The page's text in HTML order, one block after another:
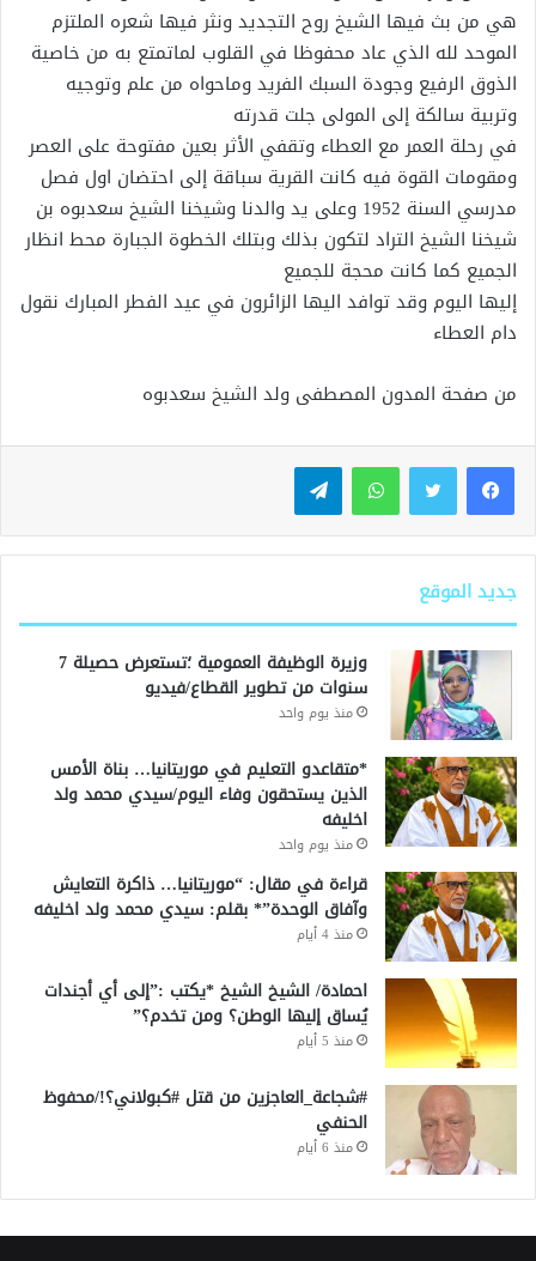
هي من بث فيها الشيخ روح التجديد ونثر فيها شعره الملتزم
الموحد لله الذي عاد محفوظا في القلوب لماتمتع به من خاصية
الذوق الرفيع وجودة السبك الفريد وماحواه من علم وتوجيه
وتربية سالكة إلى المولى جلت قدرته
في رحلة العمر مع العطاء وتقفي الأثر بعين مفتوحة على العصر
ومقومات القوة فيه كانت القرية سباقة إلى احتضان اول فصل
مدرسي السنة 1952 وعلى يد والدنا وشيخنا الشيخ سعدبوه بن
شيخنا الشيخ التراد لتكون بذلك وبتلك الخطوة الجبارة محط انظار
الجميع كما كانت محجة للجميع
إليها اليوم وقد توافد اليها الزائرون في عيد الفطر المبارك نقول
دام العطاء
من صفحة المدون المصطفى ولد الشيخ سعدبوه
واتساب تيلقرام
جديد الموقع
وزيرة الوظيفة العمومية ؛تستعرض حصيلة 7
سنوات من تطوير القطاع/فيديو
منذ يوم واحد
*متقاعدو التعليم في موريتانيا… بناة الأمس
الذين يستحقون وفاء اليوم/سيدي محمد ولد
اخليفه
منذ يوم واحد
قراءة في مقال: “موريتانيا… ذاكرة التعايش
وآفاق الوحدة”* بقلم: سيدي محمد ولد اخليفه
منذ 4 أيام
احمادة/ الشيخ الشيخ *يكتب :”إلى أي أجندات
يُساق إليها الوطن؟ ومن تخدم؟”
منذ 5 أيام
#شجاعة_العاجزين من قتل #كبولاني؟!/محفوظ
الحنفي
منذ 6 أيام